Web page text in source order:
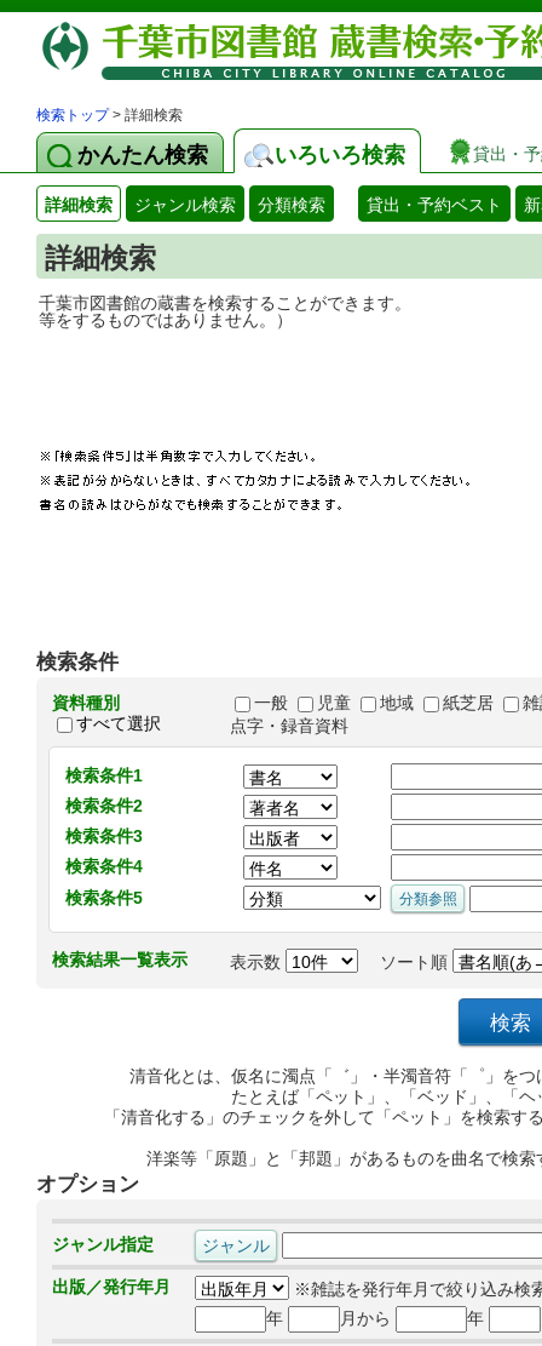
検索トップ> 詳細検索
かんたん検索 いろいろ検索 貸出・
詳細検索 ジャンル検索 分類検索 貸出・予約ベスト
詳細検索
千葉市図書館の蔵書を検索することがで
等をするものではありません。）
検索条件
資料種別
すべて選択
一般 児童 地域 紙芝居
点字・録音資料
検索条件1
検索条件2
検索条件3
検索条件4
検索条件5
検索結果一覧表示 表示数 ソート順
清音化とは、仮名に濁点「゛」・半濁音符「゜」を
たとえば「ペット」、「ベッド」、「
「清音化する」のチェックを外して「ペット」を検索
洋楽等「原題」と「邦題」があるものを曲名で検
オプション
ジャンル指定
出版／発行年月
※雑誌を発行年月で絞り込み検
年
月から 年